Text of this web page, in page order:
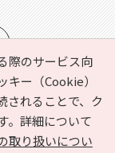
際のサービス向
キー（Cookie）
されることで、ク
。詳細について
取り扱いについ
ヘルプ
運営会社